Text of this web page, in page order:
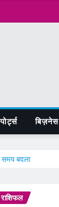
बिज़नेस
समय बदला
राशिफल